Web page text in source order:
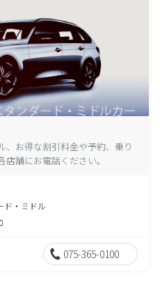
、お得な割引料金や予約、乗り
舗にお電話ください。
ド・ミドル
075-365-0100